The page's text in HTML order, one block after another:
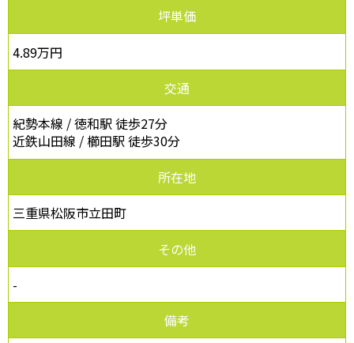
坪単価
4.89万円
交通
紀勢本線 / 徳和駅 徒歩27分
近鉄山田線 / 櫛田駅 徒歩30分
所在地
三重県松阪市立田町
その他
-
備考